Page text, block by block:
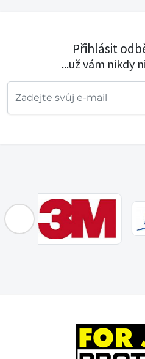
Přihlásit
...už vám nikdy